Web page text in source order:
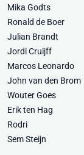
Mika Godts
Ronald de Boer
Julian Brandt
Jordi Cruijff
Marcos Leonardo
John van den Brom
Wouter Goes
Erik ten Hag
Rodri
Sem Steijn